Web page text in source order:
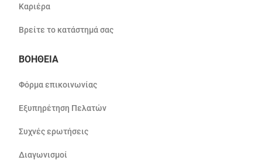
Καριέρα
Βρείτε το κατάστημά σας
ΒΟΗΘΕΙΑ
Φόρμα επικοινωνίας
Εξυπηρέτηση Πελατών
Συχνές ερωτήσεις
Διαγωνισμοί